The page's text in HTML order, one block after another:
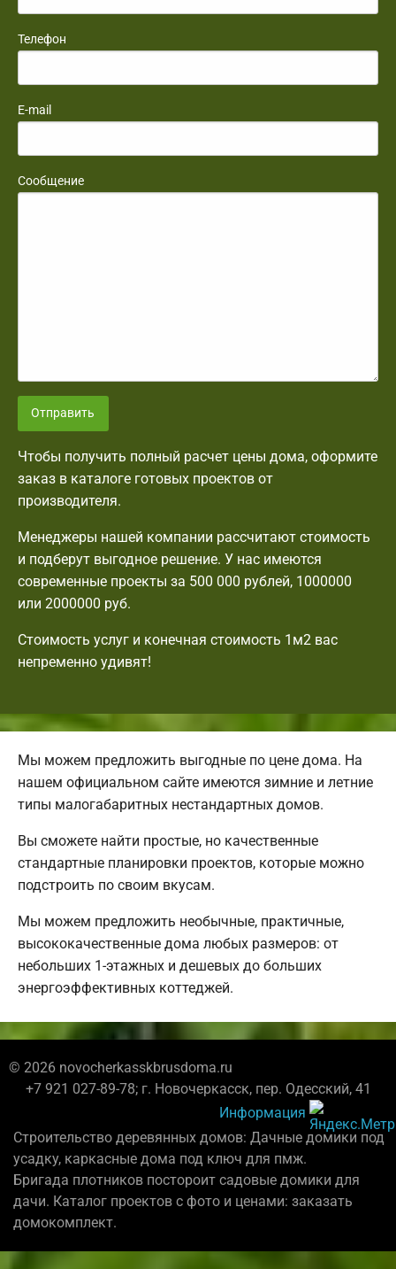
Телефон
E-mail
Сообщение
Отправить
Чтобы получить полный расчет цены дома, оформите
заказ в каталоге готовых проектов от
производителя.
Менеджеры нашей компании рассчитают стоимость
и подберут выгодное решение. У нас имеются
современные проекты за 500 000 рублей, 1000000
или 2000000 руб.
Стоимость услуг и конечная стоимость 1м2 вас
непременно удивят!
Мы можем предложить выгодные по цене дома. На
нашем официальном сайте имеются зимние и летние
типы малогабаритных нестандартных домов.
Вы сможете найти простые, но качественные
стандартные планировки проектов, которые можно
подстроить по своим вкусам.
Мы можем предложить необычные, практичные,
высококачественные дома любых размеров: от
небольших 1-этажных и дешевых до больших
энергоэффективных коттеджей.
© 2026 novocherkasskbrusdoma.ru
+7 921 027-89-78; г. Новочеркасск, пер. Одесский, 41
Информация
Строительство деревянных домов: Дачные домики под
усадку, каркасные дома под ключ для пмж.
Бригада плотников постороит садовые домики для
дачи. Каталог проектов с фото и ценами: заказать
домокомплект.